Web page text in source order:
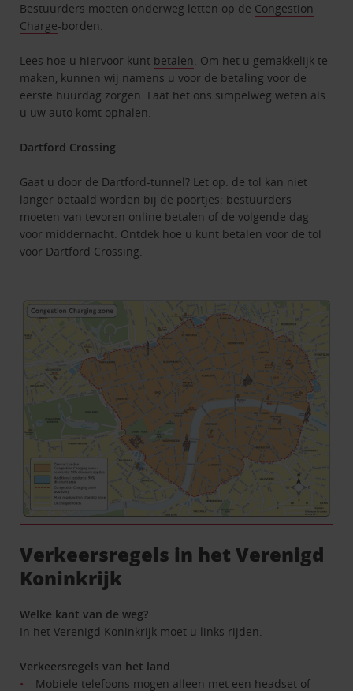
Bestuurders moeten onderweg letten op de Congestion
Charge-borden.
Lees hoe u hiervoor kunt betalen. Om het u gemakkelijk te
maken, kunnen wij namens u voor de betaling voor de
eerste huurdag zorgen. Laat het ons simpelweg weten als
u uw auto komt ophalen.
Dartford Crossing
Gaat u door de Dartford-tunnel? Let op: de tol kan niet
langer betaald worden bij de poortjes: bestuurders
moeten van tevoren online betalen of de volgende dag
voor middernacht. Ontdek hoe u kunt betalen voor de tol
voor Dartford Crossing.
Verkeersregels in het Verenigd
Koninkrijk
Welke kant van de weg?
In het Verenigd Koninkrijk moet u links rijden.
Verkeersregels van het land
Mobiele telefoons mogen alleen met een headset of